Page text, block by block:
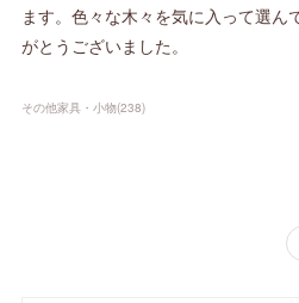
ます。色々な木々を気に入って選ん
がとうございました。
その他家具・小物(238)